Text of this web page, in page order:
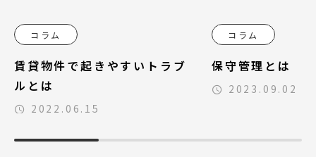
コラム
賃貸物件で起きやすいトラブ
ルとは
2022.06.15
コラム
保守管理とは
2023.09.02